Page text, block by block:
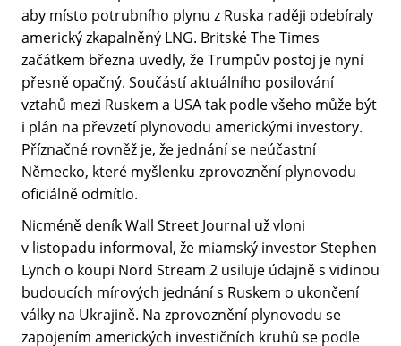
aby místo potrubního plynu z Ruska raději odebíraly
americký zkapalněný LNG. Britské The Times
začátkem března uvedly, že Trumpův postoj je nyní
přesně opačný. Součástí aktuálního posilování
vztahů mezi Ruskem a USA tak podle všeho může být
i plán na převzetí plynovodu americkými investory.
Příznačné rovněž je, že jednání se neúčastní
Německo, které myšlenku zprovoznění plynovodu
oficiálně odmítlo.
Nicméně deník Wall Street Journal už vloni
v listopadu informoval, že miamský investor Stephen
Lynch o koupi Nord Stream 2 usiluje údajně s vidinou
budoucích mírových jednání s Ruskem o ukončení
války na Ukrajině. Na zprovoznění plynovodu se
zapojením amerických investičních kruhů se podle